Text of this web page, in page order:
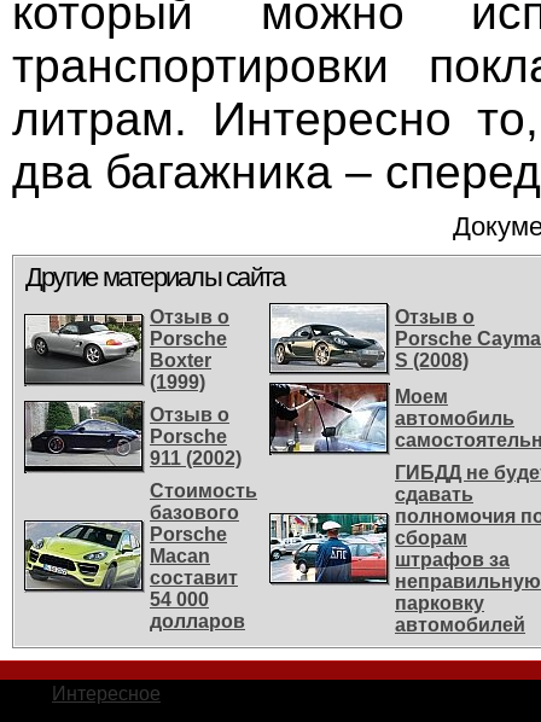
который можно
транспортировки
литрам. Интересно
два багажника –
Другие материалы сайта
Отзыв о
Porsche
Boxter
(1999)
Отзыв о
Porsche
911 (2002)
Стоимость
базового
Porsche
Macan
составит
54 000
долларов
Отзыв о
Porsche
S (2008)
Моем
автомобиль
ГИБДД не
сдавать
полномочия
сборам
штрафов за
неправильную
парковку
автомобилей
Интересное